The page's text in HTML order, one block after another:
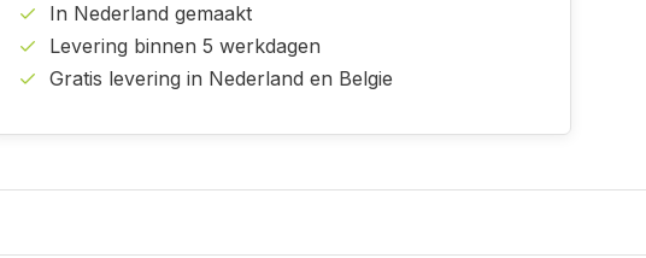
In Nederland gemaakt
Levering binnen 5 werkdagen
Gratis levering in Nederland en Belgie